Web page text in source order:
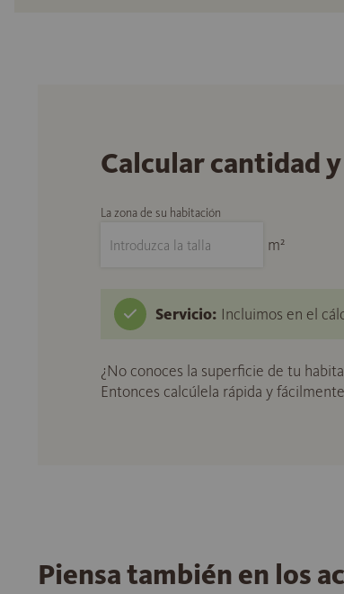
Calcular cantidad
La zona de su habitación
m²
Servicio: Incluimos en el
¿No conoces la superficie de tu
Entonces calcúlela rápida y
Piensa también en los